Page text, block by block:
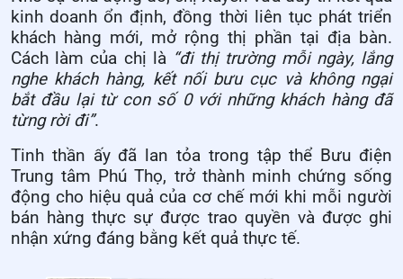
kinh doanh ổn định, đồng thời liên tục phát triển
khách hàng mới, mở rộng thị phần tại địa bàn.
Cách làm của chị là “đi thị trường mỗi ngày, lắng
nghe khách hàng, kết nối bưu cục và không ngại
bắt đầu lại từ con số 0 với những khách hàng đã
từng rời đi”.
Tinh thần ấy đã lan tỏa trong tập thể Bưu điện
Trung tâm Phú Thọ, trở thành minh chứng sống
động cho hiệu quả của cơ chế mới khi mỗi người
bán hàng thực sự được trao quyền và được ghi
nhận xứng đáng bằng kết quả thực tế.